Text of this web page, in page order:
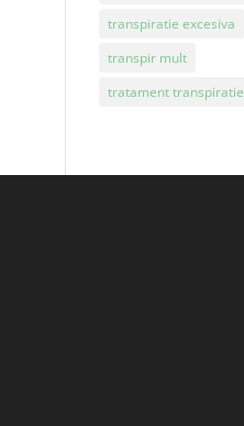
transpiratie excesiva
transpir mult
tratament transpiratie